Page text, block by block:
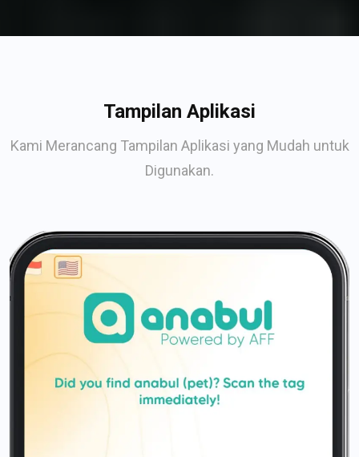
Tampilan Aplikasi
Kami Merancang Tampilan Aplikasi yang Mudah untuk
Digunakan.